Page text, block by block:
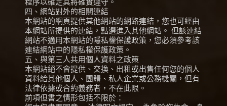
程序以確定其將確實遵守。
四、網站對外的相關連結
本網站的網頁提供其他網站的網路連結，您也可經由
本網站所提供的連結，點選進入其他網站。 但該連結
網站不適用本網站的隱私權保護政策，您必須參考該
連結網站中的隱私權保護政策。
五、與第三人共用個人資料之政策
本網站絕不會提供、交換、出租或出售任何您的個人
資料給其他個人、團體、私人企業或公務機關，但有
法律依據或合約義務者，不在此限。
前項但書之情形包括不限於：